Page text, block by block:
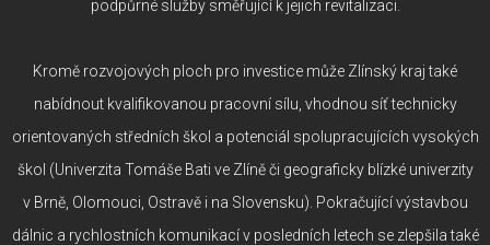
podpůrné služby směřující k jejich revitalizaci.
Kromě rozvojových ploch pro investice může Zlínský kraj také
nabídnout kvalifikovanou pracovní sílu, vhodnou síť technicky
orientovaných středních škol a potenciál spolupracujících vysokých
škol (Univerzita Tomáše Bati ve Zlíně či geograficky blízké univerzity
v Brně, Olomouci, Ostravě i na Slovensku). Pokračující výstavbou
dálnic a rychlostních komunikací v posledních letech se zlepšila také